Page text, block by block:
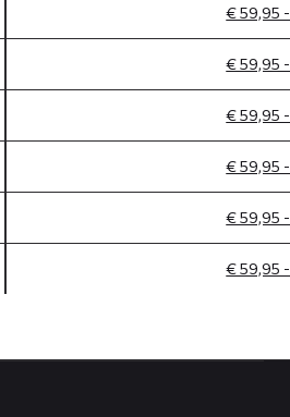
€ 59,95
€ 59,95
€ 59,95
€ 59,95
€ 59,95
€ 59,95